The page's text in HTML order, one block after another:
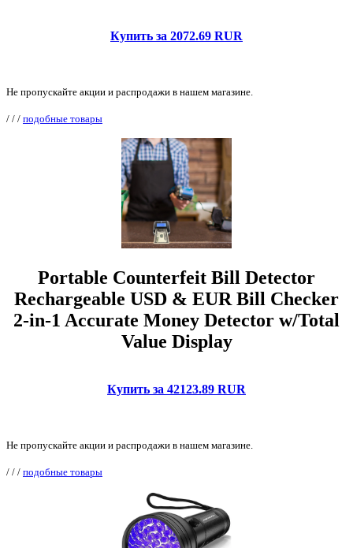
Купить за 2072.69 RUR
Не пропускайте акции и распродажи в нашем магазине.
/ / / подобные товары
Portable Counterfeit Bill Detector
Rechargeable USD & EUR Bill Checker
2-in-1 Accurate Money Detector w/Total
Value Display
Купить за 42123.89 RUR
Не пропускайте акции и распродажи в нашем магазине.
/ / / подобные товары